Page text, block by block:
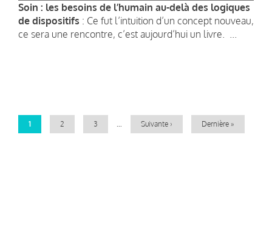
Soin : les besoins de l’humain au-delà des logiques
de dispositifs : Ce fut l’intuition d’un concept nouveau,
ce sera une rencontre, c’est aujourd’hui un livre. ...
Page
1 Page
2 Page
3
Page
Suivante ›
Dernière
Dernière »